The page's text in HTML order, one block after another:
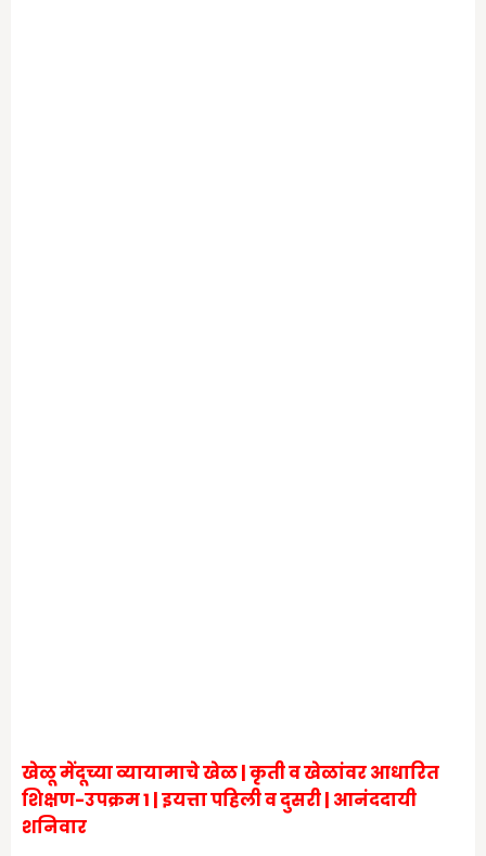
खेळू मेंदूच्या व्यायामाचे खेळ | कृती व खेळांवर आधारित
शिक्षण-उपक्रम 1 | इयत्ता पहिली व दुसरी| आनंददायी
शनिवार